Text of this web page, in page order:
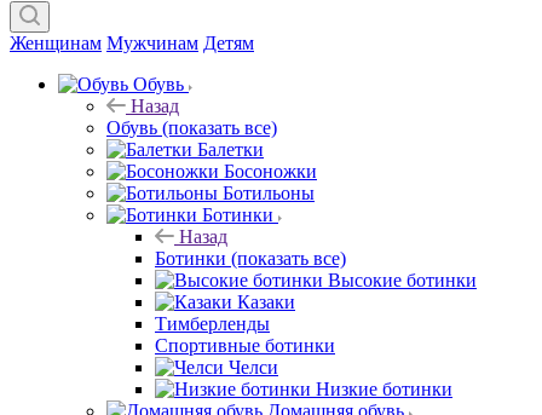
Женщинам Мужчинам Детям
Обувь
Назад
Обувь (показать все)
Балетки
Босоножки
Ботильоны
Ботинки
Назад
Ботинки (показать все)
Высокие ботинки
Казаки
Тимберленды
Спортивные ботинки
Челси
Низкие ботинки
Домашняя обувь